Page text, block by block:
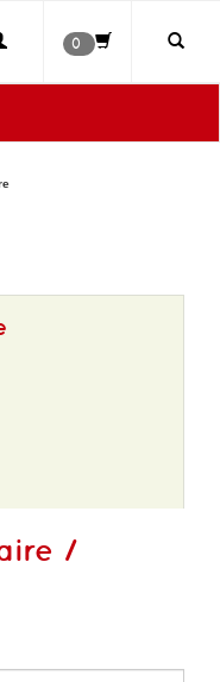
0
/